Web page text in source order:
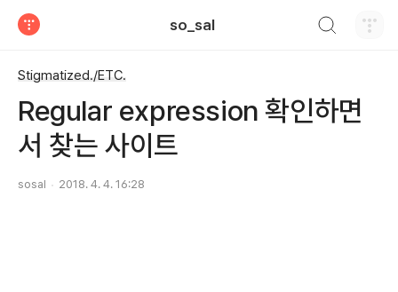
so_sal
Stigmatized./ETC.
Regular expression 확인하면
서 찾는 사이트
sosal 2018. 4. 4. 16:28